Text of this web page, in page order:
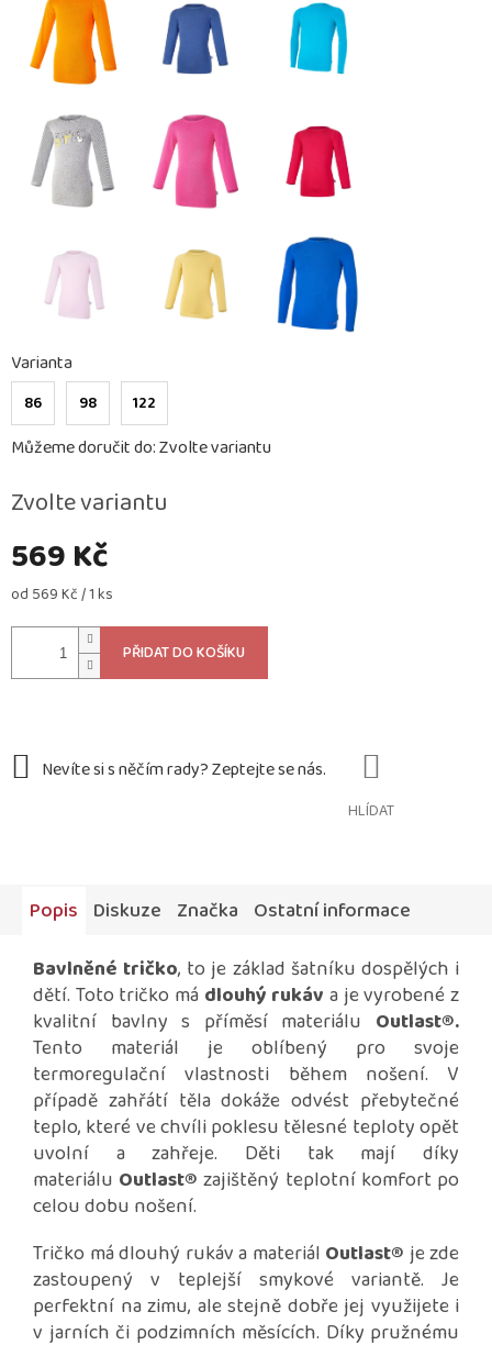
569 Kč
Měrná
od 569 Kč / 1 ks
Zvolte variantu
Varianta
86 98 122
Můžeme doručit do:Zvolte variantu
PŘIDAT DO KOŠÍKU
HLÍDAT
Popis Diskuze Značka Ostatní informace
Bavlněné tričko, to je základ šatníku dospělých i
dětí. Toto tričko má dlouhý rukáv a je vyrobené z
kvalitní bavlny s příměsí materiálu Outlast®.
Tento materiál je oblíbený pro svoje
termoregulační vlastnosti během nošení. V
případě zahřátí těla dokáže odvést přebytečné
teplo, které ve chvíli poklesu tělesné teploty opět
uvolní a zahřeje. Děti tak mají díky
materiálu Outlast® zajištěný teplotní komfort po
celou dobu nošení.
Tričko má dlouhý rukáv a materiál Outlast® je zde
zastoupený v teplejší smykové variantě. Je
perfektní na zimu, ale stejně dobře jej využijete i
v jarních či podzimních měsících. Díky pružnému